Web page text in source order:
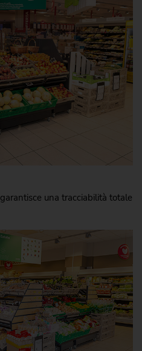
garantisce una tracciabilità totale